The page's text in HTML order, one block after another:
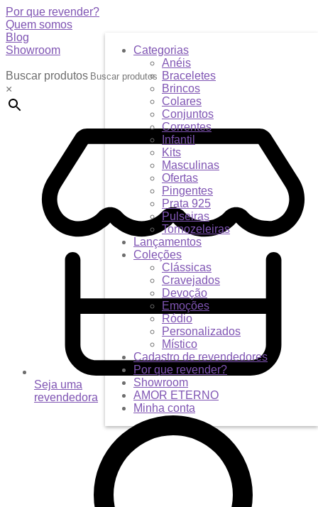
Por que revender?
Quem somos
Blog
Showroom
Buscar produtos
×
Seja uma
revendedora
Categorias
Anéis
Braceletes
Brincos
Colares
Conjuntos
Correntes
Infantil
Kits
Masculinas
Ofertas
Pingentes
Prata 925
Pulseiras
Tornozeleiras
Lançamentos
Coleções
Clássicas
Cravejados
Devoção
Emoções
Ródio
Personalizados
Místico
Cadastro de revendedores
Por que revender?
Showroom
AMOR ETERNO
Minha conta